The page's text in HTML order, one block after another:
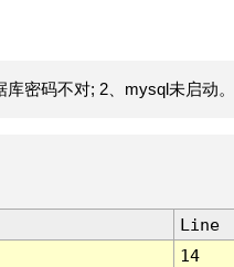
密码不对; 2、mysql未启动。
Line
14